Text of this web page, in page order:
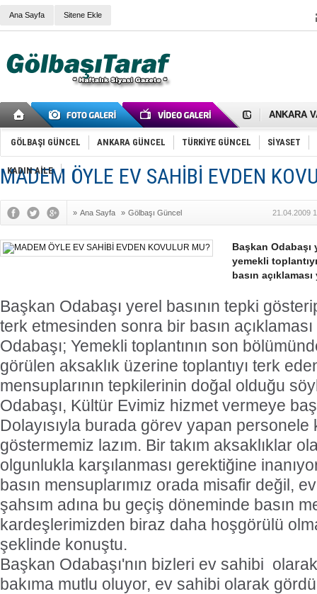
Ana Sayfa Sitene Ekle
Cemal
Samet
FAİZ
OLİMPİK
SÖZ
Mikail
Gölbaşı
İNCEK
GÖLBAŞI GÜNCEL ANKARA GÜNCEL TÜRKİYE GÜNCEL SİYASET
KADIN AİLE
MADEM ÖYLE EV SAHİBİ EVDEN
» Ana Sayfa » Gölbaşı Güncel 21.04.2009
Başkan Odabaşı
yemekli
basın açıklaması
Başkan Odabaşı yerel basının tepki
terk etmesinden sonra bir basın
Odabaşı; Yemekli toplantının son
görülen aksaklık üzerine toplantıyı terk
mensuplarının tepkilerinin doğal olduğu
Odabaşı, Kültür Evimiz hizmet vermeye
Dolayısıyla burada görev yapan personele
göstermemiz lazım. Bir takım aksaklıklar
olgunlukla karşılanması gerektiğine
basın mensuplarımız orada misafir değil,
şahsım adına bu geçiş döneminde basın
kardeşlerimizden biraz daha hoşgörülü
şeklinde konuştu.
Başkan Odabaşı'nın bizleri ev sahibi
bakıma mutlu oluyor, ev sahibi olarak